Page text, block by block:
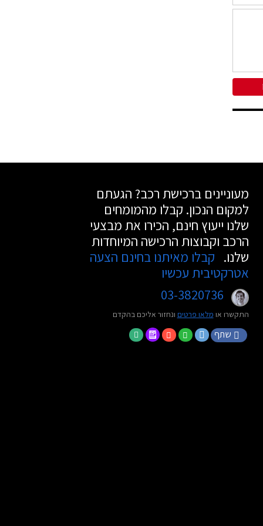
מעוניינים ברכישת רכב? הגעתם
למקום הנכון. קבלו מהמומחים
שלנו ייעוץ חינם, הכירו את מבצעי
הרכב וקבוצות הרכישה המיוחדות
שלנו. קבלו מאיתנו בחינם הצעה
אטרקטיבית עכשיו
03-3820736
התקשרו או מלאו פרטים ונחזור אליכם בהקדם
שתף